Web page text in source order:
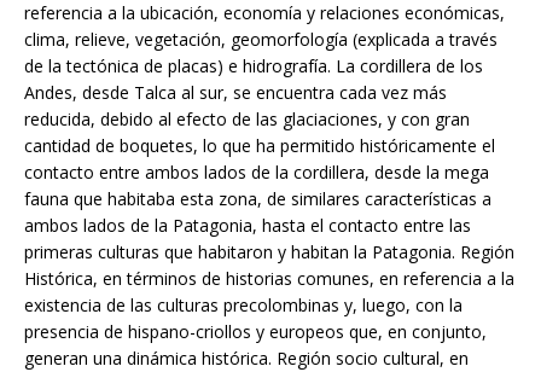
referencia a la ubicación, economía y relaciones económicas,
clima, relieve, vegetación, geomorfología (explicada a través
de la tectónica de placas) e hidrografía. La cordillera de los
Andes, desde Talca al sur, se encuentra cada vez más
reducida, debido al efecto de las glaciaciones, y con gran
cantidad de boquetes, lo que ha permitido históricamente el
contacto entre ambos lados de la cordillera, desde la mega
fauna que habitaba esta zona, de similares características a
ambos lados de la Patagonia, hasta el contacto entre las
primeras culturas que habitaron y habitan la Patagonia. Región
Histórica, en términos de historias comunes, en referencia a la
existencia de las culturas precolombinas y, luego, con la
presencia de hispano-criollos y europeos que, en conjunto,
generan una dinámica histórica. Región socio cultural, en